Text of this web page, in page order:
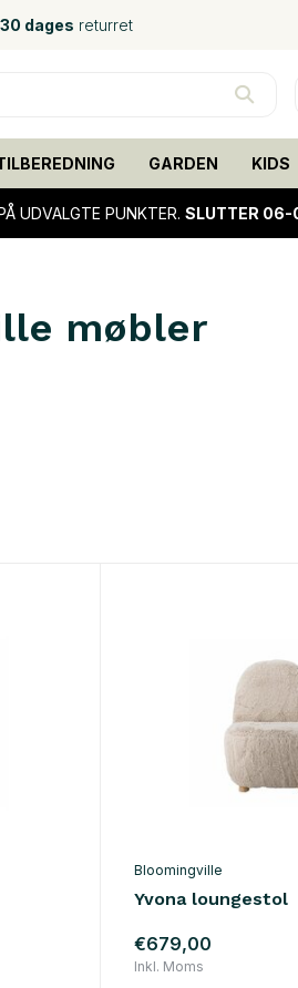
30 dages returret
GARDEN KIDS
UDVALGTE PUNKTER. SLUTTER
møbler
Bloomingville
Yvona loungestol
€679,00
Inkl. Moms